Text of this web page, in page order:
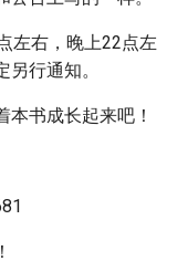
左右，晚上22点左
行通知。
书成长起来吧！